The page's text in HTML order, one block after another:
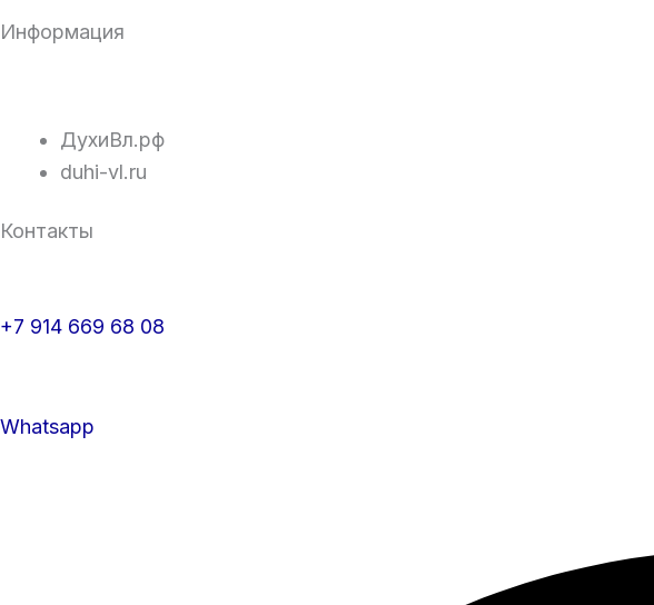
Информация
ДухиВл.рф
duhi-vl.ru
Контакты
+7 914 669 68 08
Whatsapp